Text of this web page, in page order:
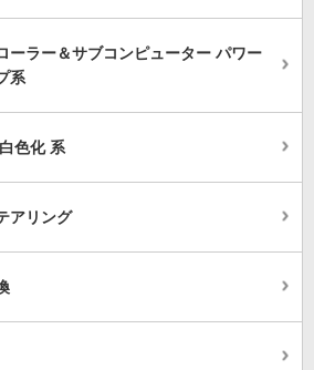
ーラー＆サブコンピューター パワー
系
色化 系
アリング